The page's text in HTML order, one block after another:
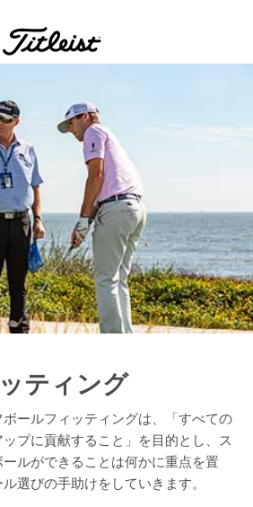
ティング
ールフィッティングは、「すべての
プに貢献すること」を目的とし、ス
ルができることは何かに重点を置
選びの手助けをしていきます。